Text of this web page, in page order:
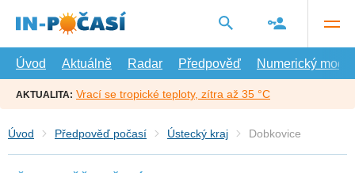
hlavní
Úvod
Aktuálně Radar Předpověď Numerický model
AKTUALITA: Vrací se tropické teploty, zítra až 35 °C
Úvod Předpověď počasí Ústecký kraj Dobkovice